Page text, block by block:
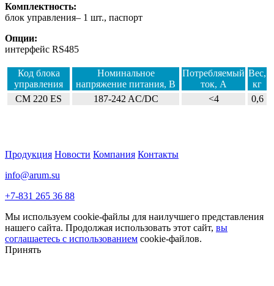
Комплектность:
блок управления– 1 шт., паспорт
Опции:
интерфейс RS485
Код блока
управления
Номинальное
напряжение питания, В
Потребляемый
ток, А
Вес,
кг
CM 220 ES
187-242 AC/DC <4 0,6
Продукция Новости Компания Контакты
info@arum.su
+7-831 265 36 88
Мы используем cookie-файлы для наилучшего представления
нашего сайта. Продолжая использовать этот сайт, вы
соглашаетесь с использованием cookie-файлов.
Принять